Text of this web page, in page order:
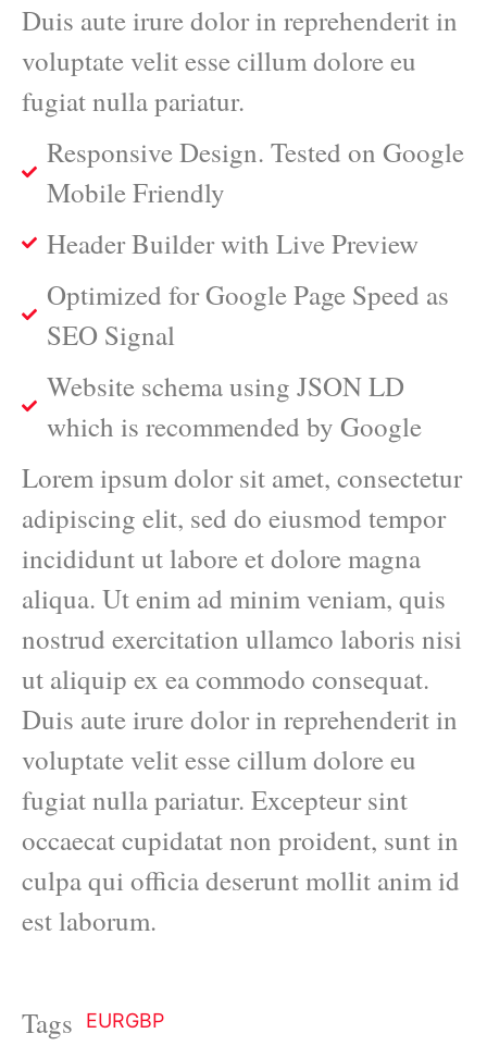
Duis aute irure dolor in reprehenderit in
voluptate velit esse cillum dolore eu
fugiat nulla pariatur.
Responsive Design. Tested on Google
Mobile Friendly
Header Builder with Live Preview
Optimized for Google Page Speed as
SEO Signal
Website schema using JSON LD
which is recommended by Google
Lorem ipsum dolor sit amet, consectetur
adipiscing elit, sed do eiusmod tempor
incididunt ut labore et dolore magna
aliqua. Ut enim ad minim veniam, quis
nostrud exercitation ullamco laboris nisi
ut aliquip ex ea commodo consequat.
Duis aute irure dolor in reprehenderit in
voluptate velit esse cillum dolore eu
fugiat nulla pariatur. Excepteur sint
occaecat cupidatat non proident, sunt in
culpa qui officia deserunt mollit anim id
est laborum.
Tags EURGBP